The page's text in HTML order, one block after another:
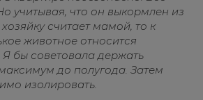
учитывая, что он выкормлен из
считает мамой, то к
животное относится
Я бы советовала держать
до полугода. Затем
изолировать.